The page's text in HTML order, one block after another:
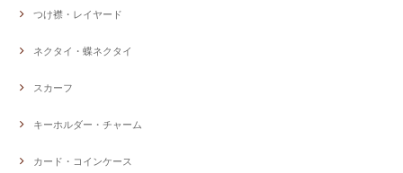
つけ襟・レイヤード
ネクタイ・蝶ネクタイ
スカーフ
キーホルダー・チャーム
カード・コインケース